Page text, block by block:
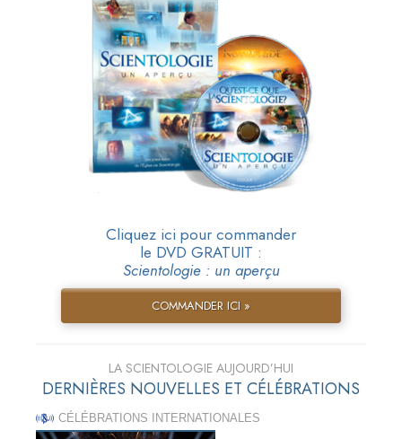
Cliquez ici pour commander
le DVD GRATUIT :
Scientologie : un aperçu
COMMANDER ICI »
LA SCIENTOLOGIE AUJOURD’HUI
DERNIÈRES NOUVELLES ET CÉLÉBRATIONS
CÉLÉBRATIONS INTERNATIONALES